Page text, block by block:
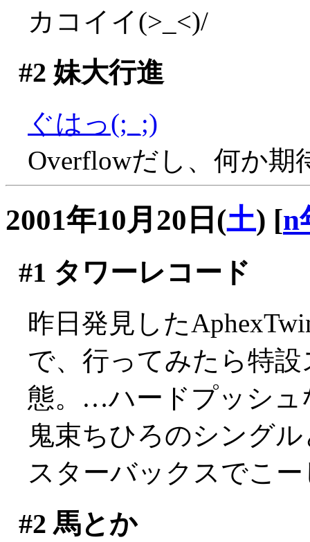
カコイイ(>_<)/
#2 妹大行進
ぐはっ(;_;)
Overflowだし、何か
2001年10月20日(土) [n
#1 タワーレコード
昨日発見した
で、行ってみたら特
態。…ハードプッシュ
鬼束ちひろのシング
スターバックスでこ
#2 馬とか